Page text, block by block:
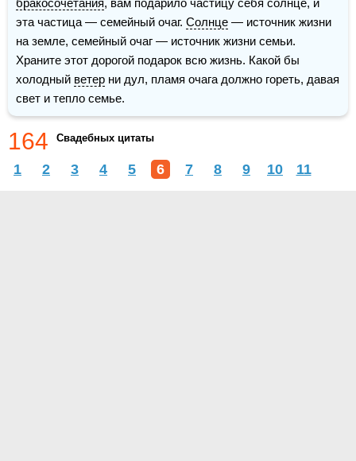
эта частица — семейный очаг. Солнце — источник жизни
на земле, семейный очаг — источник жизни семьи.
Храните этот дорогой подарок всю жизнь. Какой бы
холодный ветер ни дул, пламя очага должно гореть, давая
свет и тепло семье.
164 Свадебных цитаты
1 2 3 4 5 6 7 8 9 10 11